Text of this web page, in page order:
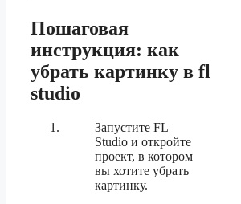
Пошаговая
инструкция: как
убрать картинку в fl
studio
Запустите FL
Studio и откройте
проект, в котором
вы хотите убрать
картинку.